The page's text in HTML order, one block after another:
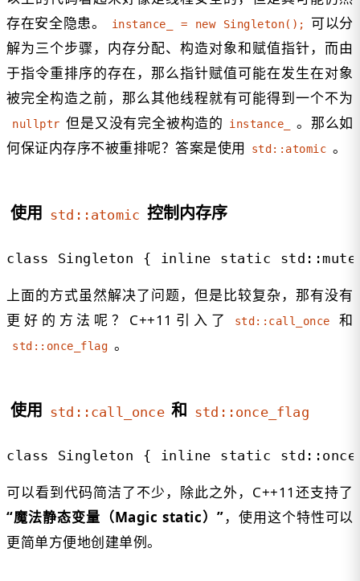
存在安全隐患。
instance_ = new Singleton();
可以分
解为三个步骤，内存分配、构造对象和赋值指针，而由
于指令重排序的存在，那么指针赋值可能在发生在对象
被完全构造之前，那么其他线程就有可能得到一个不为
nullptr 但是又没有完全被构造的 instance_
。那么如
何保证内存序不被重排呢？答案是使用
std::atomic 。
使用 std::atomic 控制内存序
class Singleton { inline static
上面的方式虽然解决了问题，但是比较复杂，那有没有
更好的方法呢？C++11引入了
std::call_once 和
std::once_flag 。
使用 std::call_once 和 std::once_flag
class Singleton { inline static
可以看到代码简洁了不少，除此之外，C++11还支持了
“魔法静态变量（Magic static）”，使用这个特性可以
更简单方便地创建单例。